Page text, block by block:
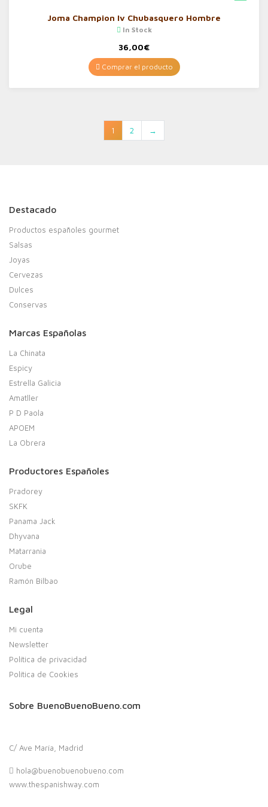
Joma Champion Iv Chubasquero Hombre
In Stock
36,00€
Comprar el producto
1 2 →
Destacado
Productos españoles gourmet
Salsas
Joyas
Cervezas
Dulces
Conservas
Marcas Españolas
La Chinata
Espicy
Estrella Galicia
Amatller
P D Paola
APOEM
La Obrera
Productores Españoles
Pradorey
SKFK
Panama Jack
Dhyvana
Matarrania
Orube
Ramón Bilbao
Legal
Mi cuenta
Newsletter
Política de privacidad
Política de Cookies
Sobre BuenoBuenoBueno.com
C/ Ave María, Madrid
hola@buenobuenobueno.com
www.thespanishway.com